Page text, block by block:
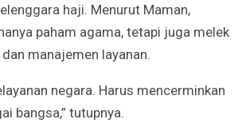
haji. Menurut Maman,
paham agama, tetapi juga melek
manajemen layanan.
negara. Harus mencerminkan
bangsa,” tutupnya.